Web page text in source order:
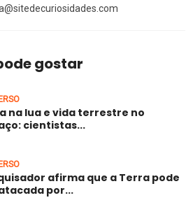
gostar
na lua e vida terrestre no
cientistas...
afirma que a Terra pode
por...